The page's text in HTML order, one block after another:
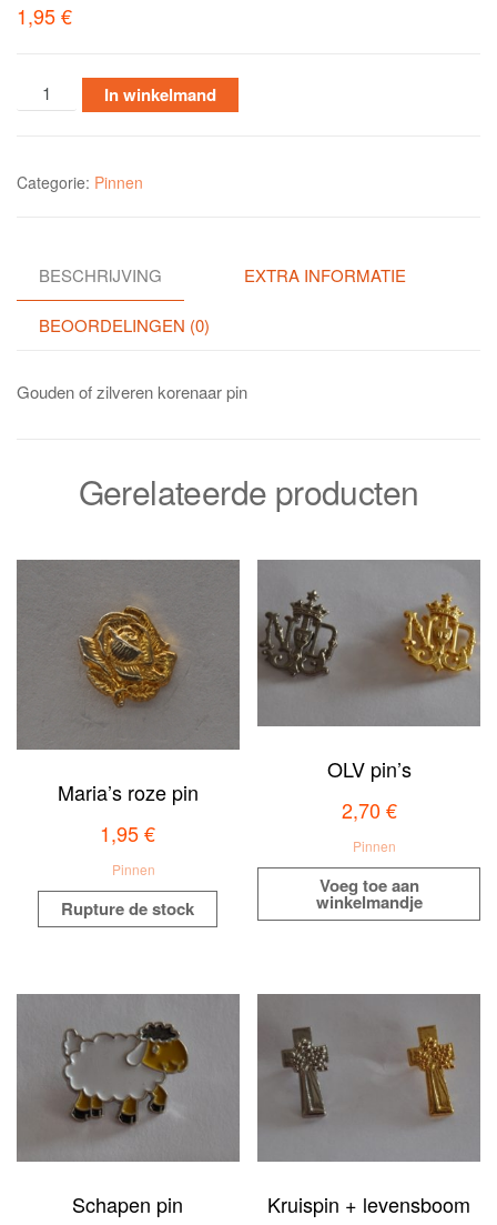
1,95€
In winkelmand
Categorie: Pinnen
BESCHRIJVING EXTRA INFORMATIE
BEOORDELINGEN (0)
Gouden of zilveren korenaar pin
Gerelateerde producten
Maria’s roze pin
1,95€
Pinnen
Rupture de stock
OLV pin’s
2,70€
Pinnen
Voeg toe aan
winkelmandje
Schapen pin Kruispin + levensboom